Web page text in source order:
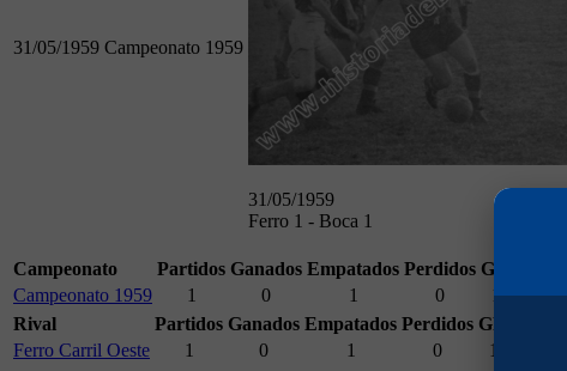
31/05/1959 Campeonato 1959
31/05/1959
Ferro 1 - Boca 1
Campeonato Partidos Ganados Empatados Perdidos GF.
Campeonato 1959
1 0 1 0 1
1
Rival
Partidos Ganados Empatados Perdidos GF.
Ferro Carril Oeste
1 0 1 0 1